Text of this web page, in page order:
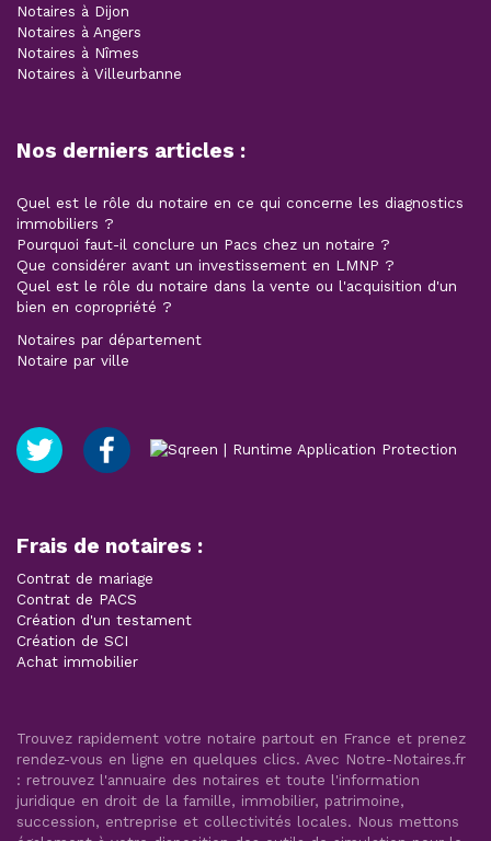
Notaires à Dijon
Notaires à Angers
Notaires à Nîmes
Notaires à Villeurbanne
Nos derniers articles :
Quel est le rôle du notaire en ce qui concerne les diagnostics
immobiliers ?
Pourquoi faut-il conclure un Pacs chez un notaire ?
Que considérer avant un investissement en LMNP ?
Quel est le rôle du notaire dans la vente ou l'acquisition d'un
bien en copropriété ?
Notaires par département
Notaire par ville
Frais de notaires :
Contrat de mariage
Contrat de PACS
Création d'un testament
Création de SCI
Achat immobilier
Trouvez rapidement votre notaire partout en France et prenez
rendez-vous en ligne en quelques clics. Avec Notre-Notaires.fr
: retrouvez l'annuaire des notaires et toute l'information
juridique en droit de la famille, immobilier, patrimoine,
succession, entreprise et collectivités locales. Nous mettons